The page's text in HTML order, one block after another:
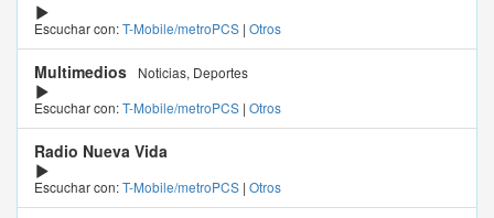
Escuchar con:T-Mobile/metroPCS | Otros
Multimedios
Noticias, Deportes
Escuchar con:T-Mobile/metroPCS | Otros
Radio Nueva Vida
Escuchar con:T-Mobile/metroPCS | Otros